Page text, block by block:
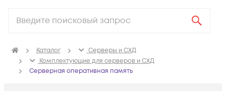
Каталог
Серверы и СХД
Комплектующие для серверов и СХД
Серверная оперативная память